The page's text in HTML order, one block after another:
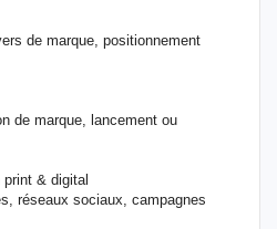
de marque, positionnement
de marque, lancement ou
& digital
réseaux sociaux, campagnes